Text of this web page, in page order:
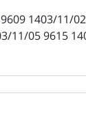
تاریخ پین 1403/11/01 9610 1403/11/02 9609